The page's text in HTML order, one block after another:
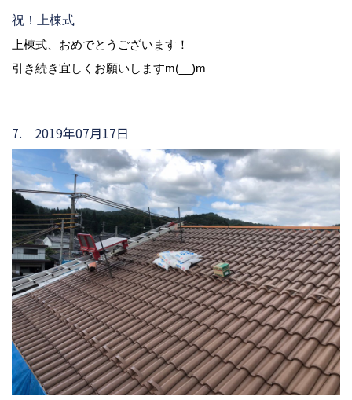
祝！上棟式
上棟式、おめでとうございます！
引き続き宜しくお願いしますm(__)m
7. 2019年07月17日